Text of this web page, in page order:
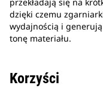
przekładają się na
dzięki czemu
wydajnością i
tonę materiału.
Korzyści